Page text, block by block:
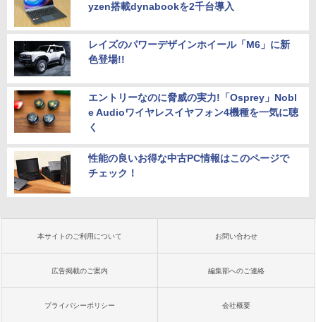
yzen搭載dynabookを2千台導入
レイズのパワーデザインホイール「M6」に新
色登場!!
エントリーなのに脅威の実力!「Osprey」Nobl
e Audioワイヤレスイヤフォン4機種を一気に聴
く
性能の良いお得な中古PC情報はこのページで
チェック！
本サイトのご利用について お問い合わせ
広告掲載のご案内 編集部へのご連絡
プライバシーポリシー 会社概要